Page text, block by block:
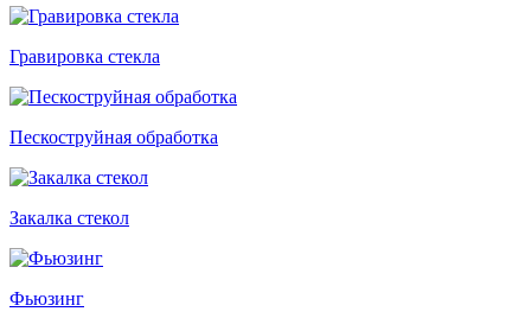
Гравировка стекла
Пескоструйная обработка
Закалка стекол
Фьюзинг